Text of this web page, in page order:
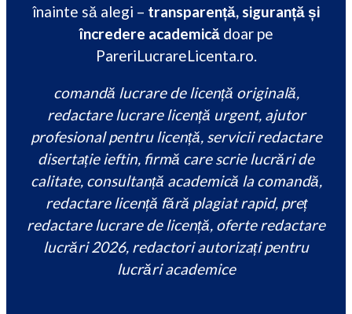
înainte să alegi – transparență, siguranță și
încredere academicădoar pe
PareriLucrareLicenta.ro.
comandă lucrare de licență originală,
redactare lucrare licență urgent, ajutor
profesional pentru licență, servicii redactare
disertație ieftin, firmă care scrie lucrări de
calitate, consultanță academică la comandă,
redactare licență fără plagiat rapid, preț
redactare lucrare de licență, oferte redactare
lucrări 2026, redactori autorizați pentru
lucrări academice